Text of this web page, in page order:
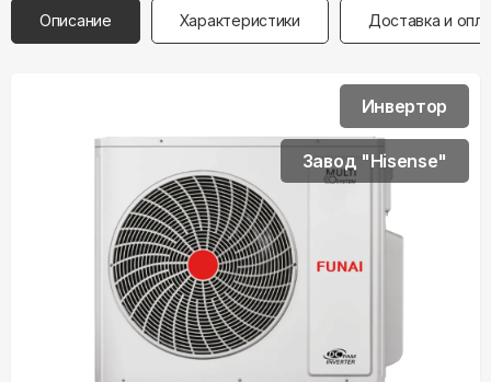
Описание Характеристики Доставка и
Инвертор
Завод "Hisense"